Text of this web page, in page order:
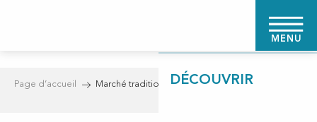
MENU
PAGE D'ACCUEIL
DÉCOUVRIR
Page d’accueil Marché traditionnel